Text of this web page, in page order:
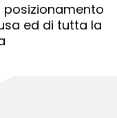
posizionamento
ed di tutta la